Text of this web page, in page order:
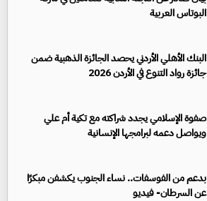
البوتاس العربية
البنك الأهلي الأردني يحصد الجائزة الذهبية ضمن
جائزة رواد التنوع في الأردن 2026
صفوة الإسلامي يجدد شراكته مع تكية أم علي
ويواصل دعمه لبرامجها الإنسانية
بدعم من الفوسفات.. نساء الجنوب يكشفن مبكرًا
عن السرطان- فيديو